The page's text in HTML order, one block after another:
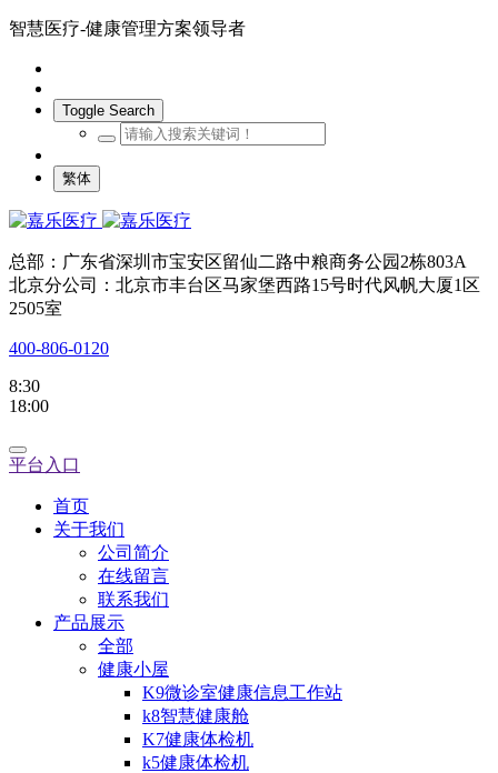
智慧医疗-健康管理方案领导者
Toggle Search
繁体
总部：广东省深圳市宝安区留仙二路中粮商务公园2栋803A
北京分公司：北京市丰台区马家堡西路15号时代风帆大厦1区
2505室
400-806-0120
8:30
18:00
平台入口
首页
关于我们
公司简介
在线留言
联系我们
产品展示
全部
健康小屋
K9微诊室健康信息工作站
k8智慧健康舱
K7健康体检机
k5健康体检机